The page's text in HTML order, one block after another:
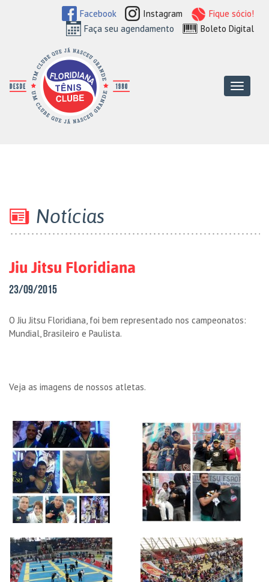
Facebook Instagram
Fique sócio!
Faça seu agendamento
Boleto Digital
Menu
Notícias
Jiu Jitsu Floridiana
23/09/2015
O Jiu Jitsu Floridiana, foi bem representado nos campeonatos:
Mundial, Brasileiro e Paulista.
Veja as imagens de nossos atletas.